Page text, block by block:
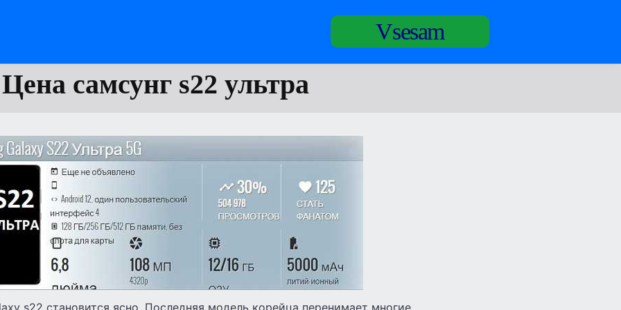
Vsesam
Цена самсунг s22 ультра
s22 становится ясно. Последняя модель корейца перенимает многие